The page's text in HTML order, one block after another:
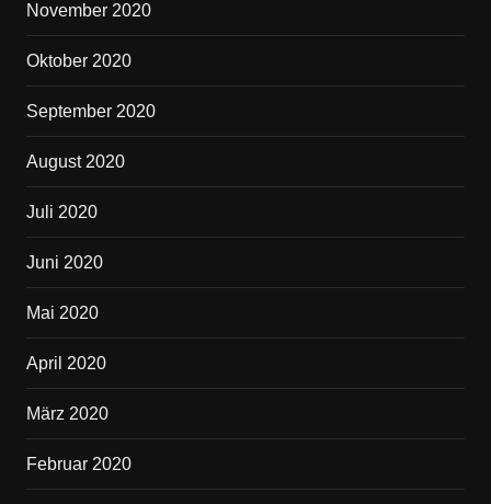
November 2020
Oktober 2020
September 2020
August 2020
Juli 2020
Juni 2020
Mai 2020
April 2020
März 2020
Februar 2020